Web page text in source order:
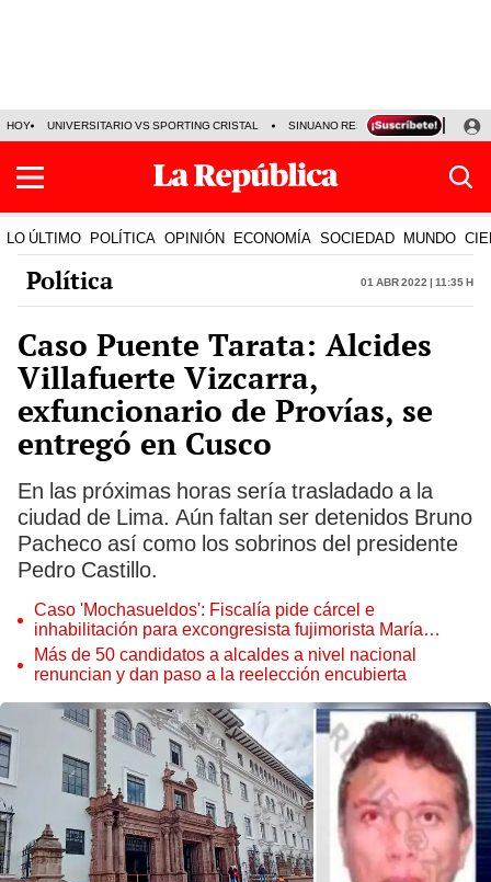
HOY UNIVERSITARIO VS SPORTING CRISTAL SINUANO RESULTADOS HOY
LO ÚLTIMO POLÍTICA OPINIÓN ECONOMÍA SOCIEDAD MUNDO
Política 01 Abr 2022 | 11:35 h
Caso Puente Tarata: Alcides
Villafuerte Vizcarra,
exfuncionario de Provías, se
entregó en Cusco
En las próximas horas sería trasladado a la
ciudad de Lima. Aún faltan ser detenidos Bruno
Pacheco así como los sobrinos del presidente
Pedro Castillo.
Caso 'Mochasueldos': Fiscalía pide cárcel e
inhabilitación para excongresista fujimorista María
Cordero Jon Tay
Más de 50 candidatos a alcaldes a nivel nacional
renuncian y dan paso a la reelección encubierta